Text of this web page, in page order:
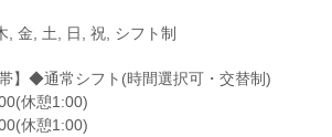
, 金, 土, 日, 祝, シフト制
帯】◆通常シフト(時間選択可・交替制)
休憩1:00)
休憩1:00)